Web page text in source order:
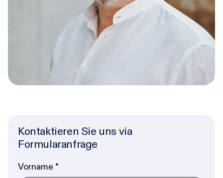
Kontaktieren Sie uns via
Formularanfrage
Vorname *